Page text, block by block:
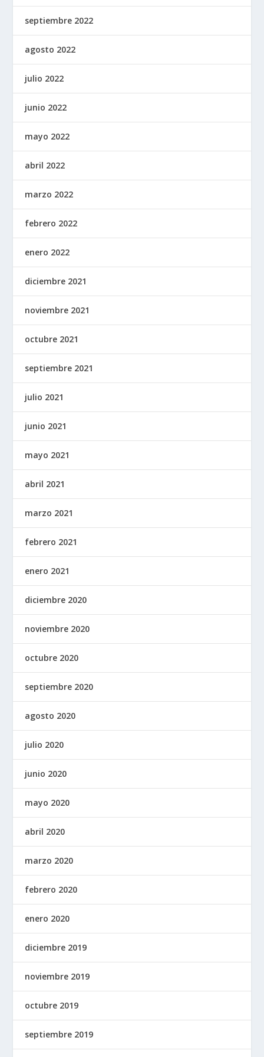
septiembre 2022
agosto 2022
julio 2022
junio 2022
mayo 2022
abril 2022
marzo 2022
febrero 2022
enero 2022
diciembre 2021
noviembre 2021
octubre 2021
septiembre 2021
julio 2021
junio 2021
mayo 2021
abril 2021
marzo 2021
febrero 2021
enero 2021
diciembre 2020
noviembre 2020
octubre 2020
septiembre 2020
agosto 2020
julio 2020
junio 2020
mayo 2020
abril 2020
marzo 2020
febrero 2020
enero 2020
diciembre 2019
noviembre 2019
octubre 2019
septiembre 2019